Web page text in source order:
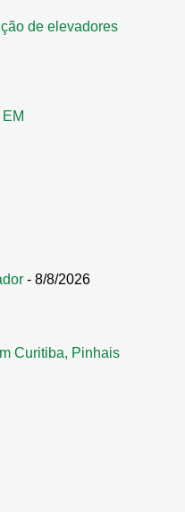
de elevadores
- 8/8/2026
Curitiba, Pinhais